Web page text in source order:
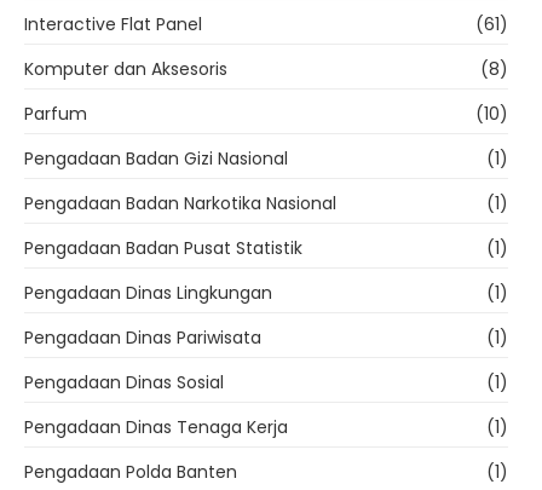
Interactive Flat Panel
(61)
Komputer dan Aksesoris
(8)
Parfum
(10)
Pengadaan Badan Gizi Nasional
(1)
Pengadaan Badan Narkotika Nasional
(1)
Pengadaan Badan Pusat Statistik
(1)
Pengadaan Dinas Lingkungan
(1)
Pengadaan Dinas Pariwisata
(1)
Pengadaan Dinas Sosial
(1)
Pengadaan Dinas Tenaga Kerja
(1)
Pengadaan Polda Banten
(1)